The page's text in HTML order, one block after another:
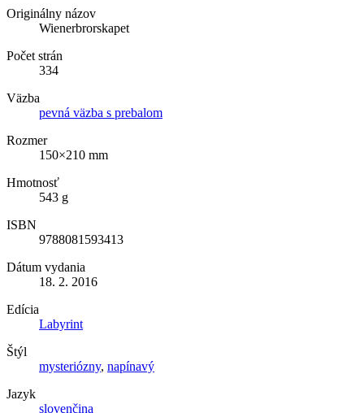
Originálny názov
Wienerbrorskapet
Počet strán
334
Väzba
pevná väzba s prebalom
Rozmer
150×210 mm
Hmotnosť
543 g
ISBN
9788081593413
Dátum vydania
18. 2. 2016
Edícia
Labyrint
Štýl
mysteriózny, napínavý
Jazyk
slovenčina